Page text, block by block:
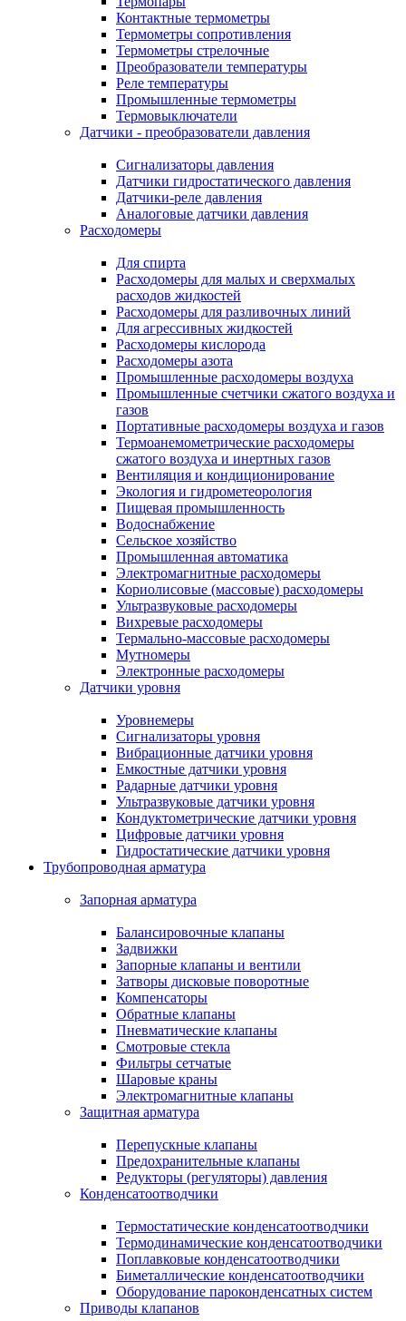
Контактные термометры
Термометры сопротивления
Термометры стрелочные
Преобразователи температуры
Реле температуры
Промышленные термометры
Термовыключатели
Датчики - преобразователи давления
Сигнализаторы давления
Датчики гидростатического давления
Датчики-реле давления
Аналоговые датчики давления
Расходомеры
Для спирта
Расходомеры для малых и сверхмалых
расходов жидкостей
Расходомеры для разливочных линий
Для агрессивных жидкостей
Расходомеры кислорода
Расходомеры азота
Промышленные расходомеры воздуха
Промышленные счетчики сжатого воздуха и
газов
Портативные расходомеры воздуха и газов
Термоанемометрические расходомеры
сжатого воздуха и инертных газов
Вентиляция и кондиционирование
Экология и гидрометеорология
Пищевая промышленность
Водоснабжение
Сельское хозяйство
Промышленная автоматика
Электромагнитные расходомеры
Кориолисовые (массовые) расходомеры
Ультразвуковые расходомеры
Вихревые расходомеры
Термально-массовые расходомеры
Мутномеры
Электронные расходомеры
Датчики уровня
Уровнемеры
Сигнализаторы уровня
Вибрационные датчики уровня
Емкостные датчики уровня
Радарные датчики уровня
Ультразвуковые датчики уровня
Кондуктометрические датчики уровня
Цифровые датчики уровня
Гидростатические датчики уровня
Трубопроводная арматура
Запорная арматура
Балансировочные клапаны
Задвижки
Запорные клапаны и вентили
Затворы дисковые поворотные
Компенсаторы
Обратные клапаны
Пневматические клапаны
Смотровые стекла
Фильтры сетчатые
Шаровые краны
Электромагнитные клапаны
Защитная арматура
Перепускные клапаны
Предохранительные клапаны
Редукторы (регуляторы) давления
Конденсатоотводчики
Термостатические конденсатоотводчики
Термодинамические конденсатоотводчики
Поплавковые конденсатоотводчики
Биметаллические конденсатоотводчики
Оборудование пароконденсатных систем
Приводы клапанов